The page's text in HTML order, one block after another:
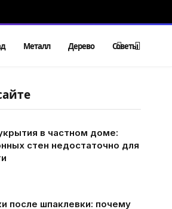
Металл Дерево Советы
в частном доме:
стен недостаточно для
после шпаклевки: почему